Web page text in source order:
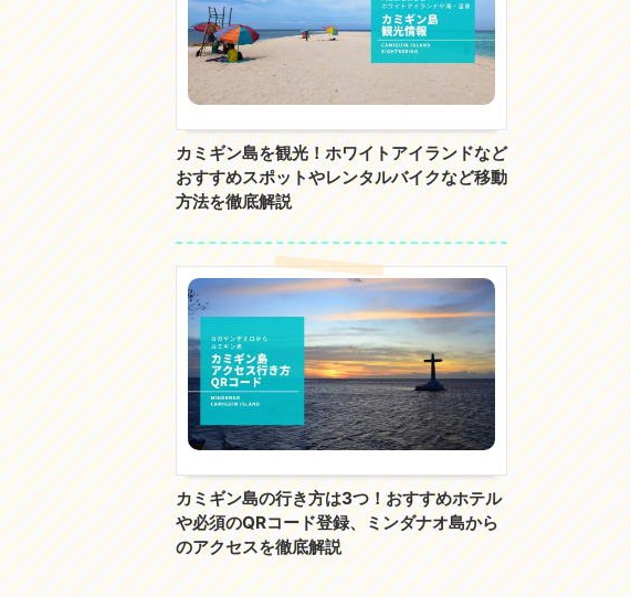
カミギン島を観光！ホワイトアイランドなど
おすすめスポットやレンタルバイクなど移動
方法を徹底解説
カミギン島の行き方は3つ！おすすめホテル
や必須のQRコード登録、ミンダナオ島から
のアクセスを徹底解説